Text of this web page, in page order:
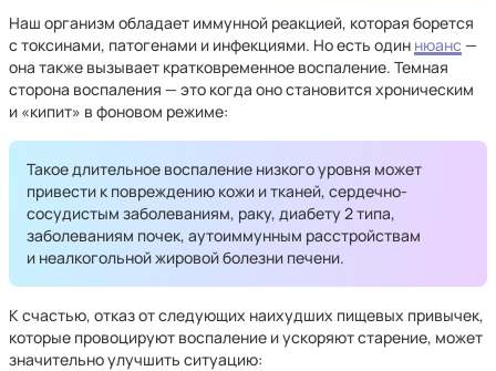
Наш организм обладает иммунной реакцией, которая борется
с токсинами, патогенами и инфекциями. Но есть один нюанс —
она также вызывает кратковременное воспаление. Темная
сторона воспаления — это когда оно становится хроническим
и «кипит» в фоновом режиме:
Такое длительное воспаление низкого уровня может
привести к повреждению кожи и тканей, сердечно-
сосудистым заболеваниям, раку, диабету 2 типа,
заболеваниям почек, аутоиммунным расстройствам
и неалкогольной жировой болезни печени.
К счастью, отказ от следующих наихудших пищевых привычек,
которые провоцируют воспаление и ускоряют старение, может
значительно улучшить ситуацию: